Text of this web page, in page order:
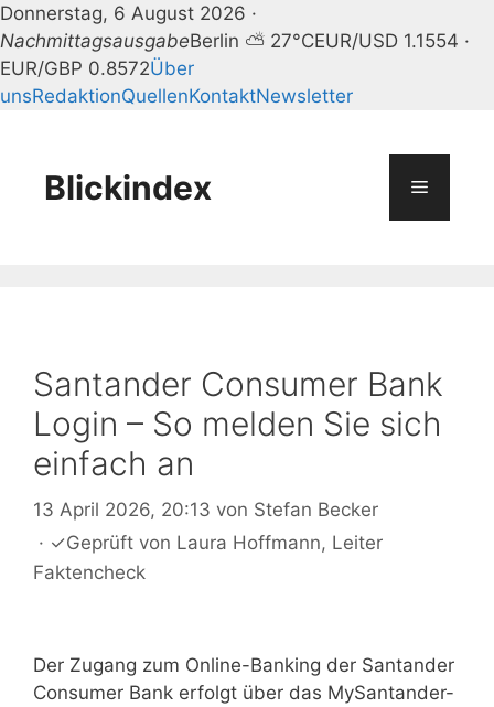
Donnerstag, 6 August 2026 ·
NachmittagsausgabeBerlin ⛅ 27°CEUR/USD 1.1554 ·
EUR/GBP 0.8572Über
unsRedaktionQuellenKontaktNewsletter
springenBlickindex Menü
Santander Consumer Bank
Login – So melden Sie sich
einfach an
13 April 2026, 20:13 von Stefan Becker
· ✓Geprüft von Laura Hoffmann, Leiter
Faktencheck
Der Zugang zum Online-Banking der Santander
Consumer Bank erfolgt über das MySantander-